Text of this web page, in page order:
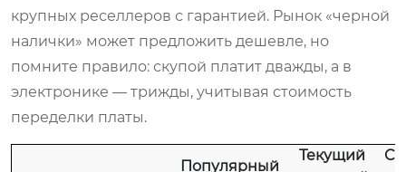
крупных реселлеров с гарантией. Рынок «черной
налички» может предложить дешевле, но
помните правило: скупой платит дважды, а в
электронике — трижды, учитывая стоимость
переделки платы.
Популярный
Текущий